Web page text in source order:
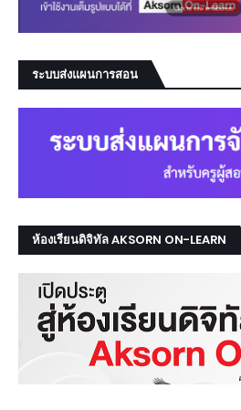
ระบบส่งแผนการสอน
ห้องเรียนดิจิทัล AKSORN ON-LEARN